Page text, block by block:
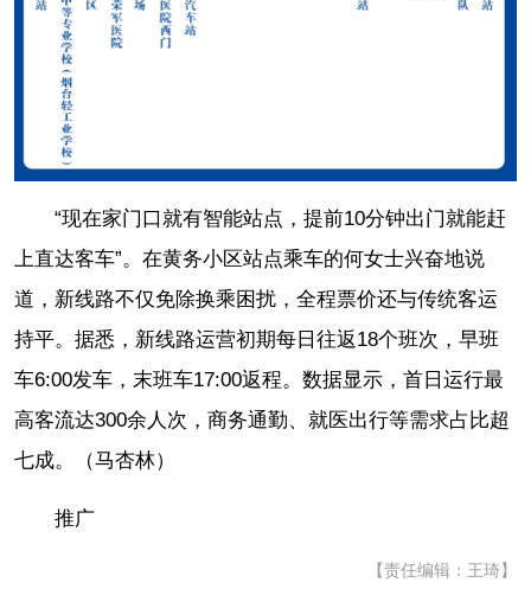
“现在家门口就有智能站点，提前10分钟出门就能赶
上直达客车”。在黄务小区站点乘车的何女士兴奋地说
道，新线路不仅免除换乘困扰，全程票价还与传统客运
持平。据悉，新线路运营初期每日往返18个班次，早班
车6:00发车，末班车17:00返程。数据显示，首日运行最
高客流达300余人次，商务通勤、就医出行等需求占比超
七成。（马杏林）
推广
【责任编辑：王琦】